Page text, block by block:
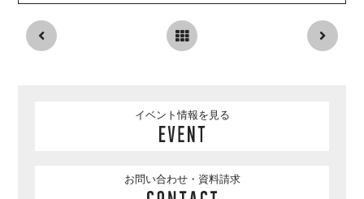
イベント情報を見る
お問い合わせ・資料請求